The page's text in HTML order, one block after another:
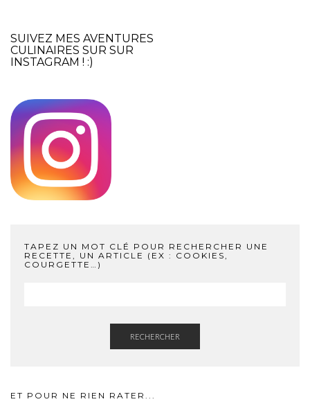
SUIVEZ MES AVENTURES
CULINAIRES SUR SUR
INSTAGRAM ! :)
TAPEZ UN MOT CLÉ POUR RECHERCHER UNE
RECETTE, UN ARTICLE (EX : COOKIES,
COURGETTE…)
RECHERCHER
ET POUR NE RIEN RATER...